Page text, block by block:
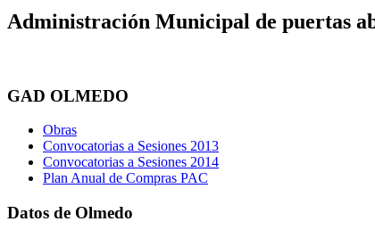
Administración Municipal de puertas
GAD OLMEDO
Obras
Convocatorias a Sesiones 2013
Convocatorias a Sesiones 2014
Plan Anual de Compras PAC
Datos de Olmedo